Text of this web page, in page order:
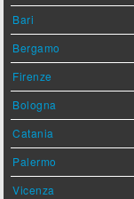
Bari
Bergamo
Firenze
Bologna
Catania
Palermo
Vicenza